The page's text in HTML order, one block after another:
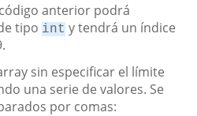
anterior podrá
tipo int y tendrá un índice
sin especificar el límite
una serie de valores. Se
por comas: